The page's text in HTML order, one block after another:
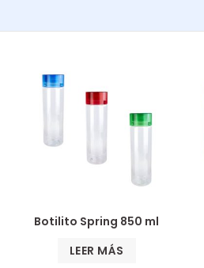
Botilito Spring 850 ml
LEER MÁS